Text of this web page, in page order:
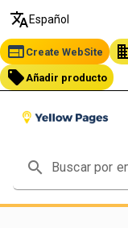
translate Español
web Create WebSite
local_offer Añadir producto
search